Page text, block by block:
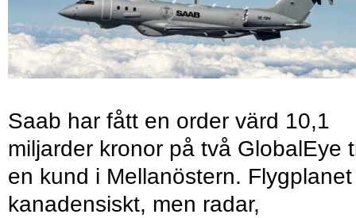
Saab har fått en order värd 10,1
miljarder kronor på två GlobalEye
en kund i Mellanöstern.
kanadensiskt, men radar,